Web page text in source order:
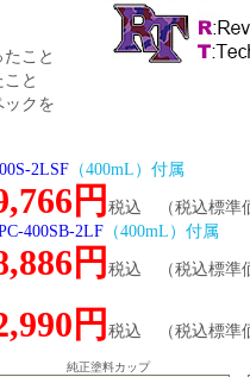
こと
と
ックを
2LSF（400mL）付属
円 税込 （税込標準
400SB-2LF（400mL）付属
円 税込 （税込標準
円 税込 （税込標準
純正塗料カップ